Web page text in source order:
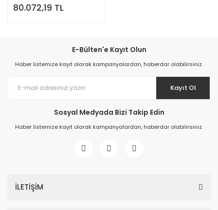
80.072,19 TL
E-Bülten'e Kayıt Olun
Haber listemize kayıt olarak kampanyalardan, haberdar olabilirsiniz.
Kayıt Ol
Sosyal Medyada Bizi Takip Edin
Haber listemize kayıt olarak kampanyalardan, haberdar olabilirsiniz.
İLETİŞİM